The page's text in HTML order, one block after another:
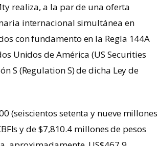
realiza, a la par de una oferta
internacional simultánea en
con fundamento en la Regla 144A
Unidos de América (US Securities
S (Regulation S) de dicha Ley de
(seiscientos setenta y nueve millones
y de $7,810.4 millones de pesos